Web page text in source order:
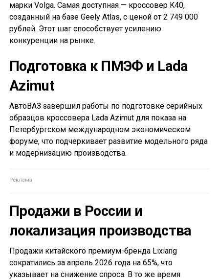
марки Volga. Самая доступная — кроссовер K40,
созданный на базе Geely Atlas, с ценой от 2 749 000
рублей. Этот шаг способствует усилению
конкуренции на рынке.
Подготовка к ПМЭФ и Lada
Azimut
АвтоВАЗ завершил работы по подготовке серийных
образцов кроссовера Lada Azimut для показа на
Петербургском международном экономическом
форуме, что подчеркивает развитие модельного ряда
и модернизацию производства.
Продажи в России и
локализация производства
Продажи китайского премиум-бренда Lixiang
сократились за апрель 2026 года на 65%, что
указывает на снижение спроса. В то же время